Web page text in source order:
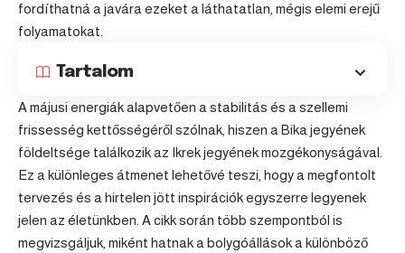
fordíthatná a javára ezeket a láthatatlan, mégis elemi erejű
folyamatokat.
Tartalom
A májusi energiák alapvetően a stabilitás és a szellemi
frissesség kettősségéről szólnak, hiszen a Bika jegyének
földeltsége találkozik az Ikrekjegyének mozgékonyságával.
Ez a különleges átmenet lehetővé teszi, hogy a megfontolt
tervezés és a hirtelen jött inspirációk egyszerre legyenek
jelen az életünkben. A cikk során több szempontból is
megvizsgáljuk, miként hatnak a bolygóállások a különböző